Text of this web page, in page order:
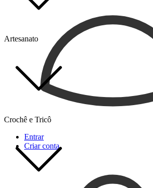
Artesanato
Crochê e Tricô
Entrar
Criar conta